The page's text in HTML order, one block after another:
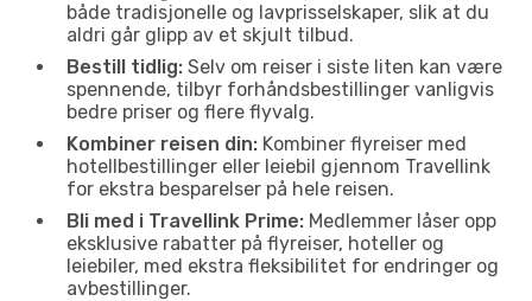
både tradisjonelle og lavprisselskaper, slik at du
aldri går glipp av et skjult tilbud.
Bestill tidlig: Selv om reiser i siste liten kan være
spennende, tilbyr forhåndsbestillinger vanligvis
bedre priser og flere flyvalg.
Kombiner reisen din: Kombiner flyreiser med
hotellbestillinger eller leiebil gjennom Travellink
for ekstra besparelser på hele reisen.
Bli med i Travellink Prime: Medlemmer låser opp
eksklusive rabatter på flyreiser, hoteller og
leiebiler, med ekstra fleksibilitet for endringer og
avbestillinger.